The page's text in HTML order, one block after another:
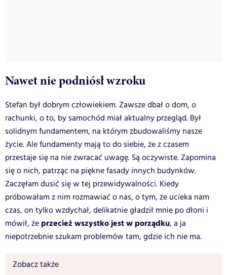
Nawet nie podniósł wzroku
Stefan był dobrym człowiekiem. Zawsze dbał o dom, o
rachunki, o to, by samochód miał aktualny przegląd. Był
solidnym fundamentem, na którym zbudowaliśmy nasze
życie. Ale fundamenty mają to do siebie, że z czasem
przestaje się na nie zwracać uwagę. Są oczywiste. Zapomina
się o nich, patrząc na piękne fasady innych budynków.
Zaczęłam dusić się w tej przewidywalności. Kiedy
próbowałam z nim rozmawiać o nas, o tym, że ucieka nam
czas, on tylko wzdychał, delikatnie gładził mnie po dłoni i
mówił, że przecież wszystko jest w porządku, a ja
niepotrzebnie szukam problemów tam, gdzie ich nie ma.
Zobacz także